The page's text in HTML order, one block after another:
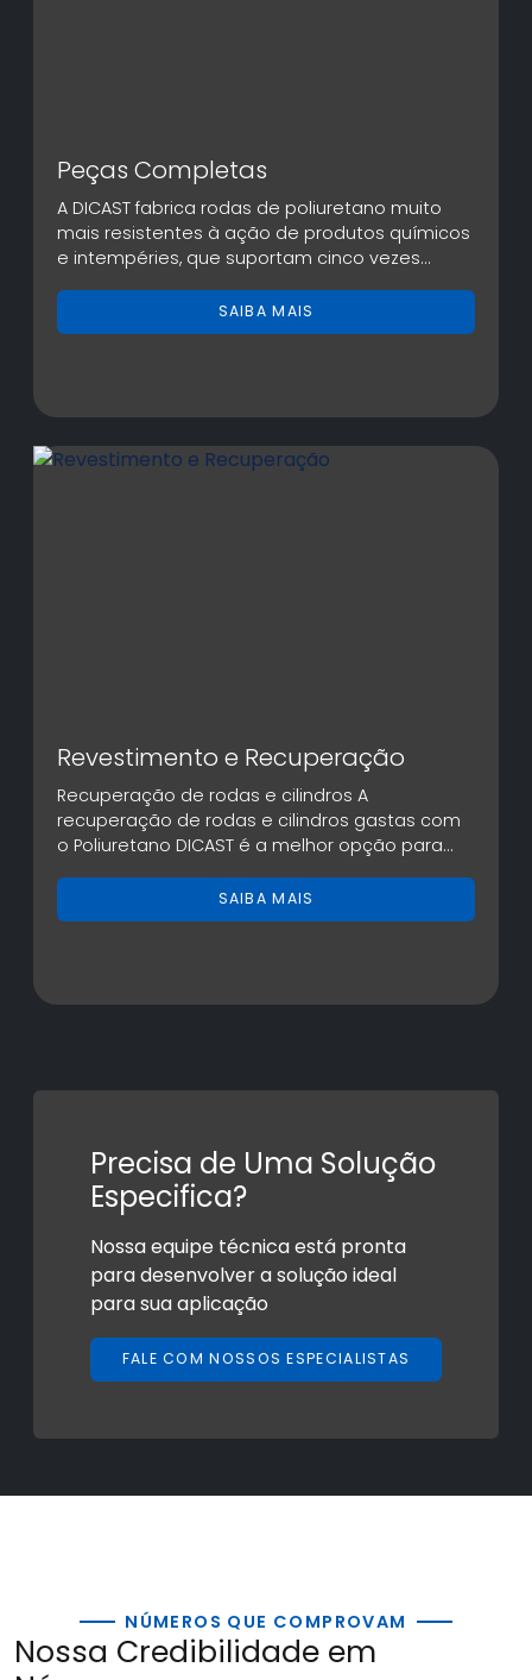
Peças Completas
A DICAST fabrica rodas de poliuretano muito
mais resistentes à ação de produtos químicos
e intempéries, que suportam cinco vezes...
SAIBA MAIS
Revestimento e Recuperação
Recuperação de rodas e cilindros A
recuperação de rodas e cilindros gastas com
o Poliuretano DICAST é a melhor opção para...
SAIBA MAIS
Precisa de Uma Solução
Especifica?
Nossa equipe técnica está pronta
para desenvolver a solução ideal
para sua aplicação
FALE COM NOSSOS ESPECIALISTAS
NÚMEROS QUE COMPROVAM
Nossa Credibilidade em